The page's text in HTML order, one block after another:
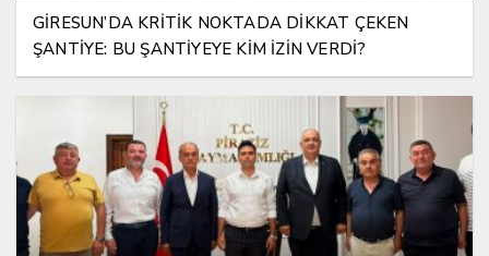
GİRESUN’DA KRİTİK NOKTADA DİKKAT ÇEKEN
ŞANTİYE: BU ŞANTİYEYE KİM İZİN VERDİ?